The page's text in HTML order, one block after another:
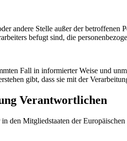
andere Stelle außer der
befugt sind, die
Fall in informierter Weise und
gibt, dass sie mit der
Verantwortlichen
den Mitgliedstaaten der